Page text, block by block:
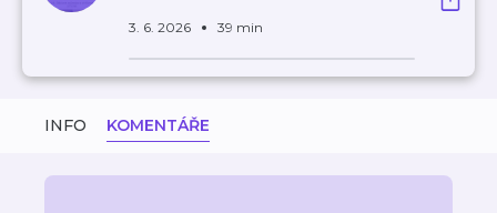
3. 6. 2026 39 min
INFO KOMENTÁŘE